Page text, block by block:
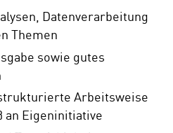
Datenverarbeitung
Themen
sowie gutes
Arbeitsweise
an Eigeninitiative